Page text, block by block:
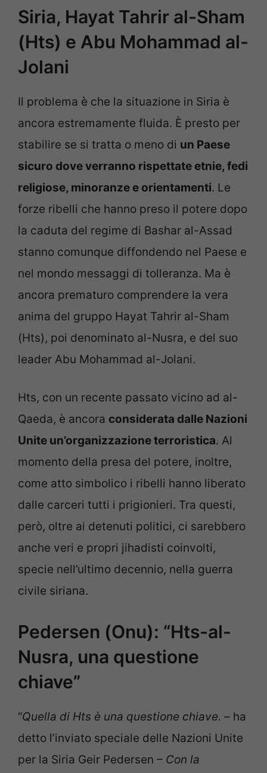
Siria, Hayat Tahrir al-Sham
(Hts) e Abu Mohammad al-
Jolani
Il problema è che la situazione in Siria è
ancora estremamente fluida. È presto per
stabilire se si tratta o meno di un Paese
sicuro dove verranno rispettate etnie, fedi
religiose, minoranze e orientamenti. Le
forze ribelli che hanno preso il potere dopo
la caduta del regime di Bashar al-Assad
stanno comunque diffondendo nel Paese e
nel mondo messaggi di tolleranza. Ma è
ancora prematuro comprendere la vera
anima del gruppo Hayat Tahrir al-Sham
(Hts), poi denominato al-Nusra, e del suo
leader Abu Mohammad al-Jolani.
Hts, con un recente passato vicino ad al-
Qaeda, è ancora considerata dalle Nazioni
Unite un’organizzazione terroristica. Al
momento della presa del potere, inoltre,
come atto simbolico i ribelli hanno liberato
dalle carceri tutti i prigionieri. Tra questi,
però, oltre ai detenuti politici, ci sarebbero
anche veri e propri jihadisti coinvolti,
specie nell’ultimo decennio, nella guerra
civile siriana.
Pedersen (Onu): “Hts-al-
Nusra, una questione
chiave”
“Quella di Hts è una questione chiave. – ha
detto l’inviato speciale delle Nazioni Unite
per la Siria Geir Pedersen – Con la